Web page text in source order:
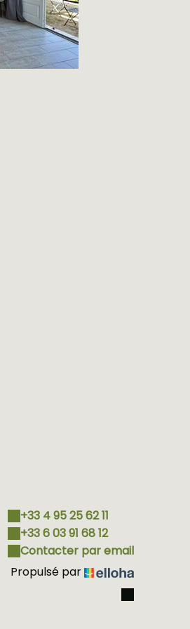
+33 4 95 25 62 11
+33 6 03 91 68 12
Contacter par email
Propulsé par